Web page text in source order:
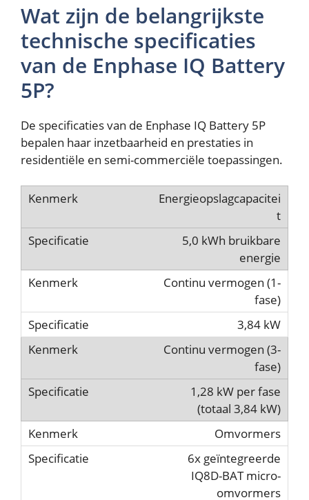
Wat zijn de belangrijkste
technische specificaties
van de Enphase IQ Battery
5P?
De specificaties van de Enphase IQ Battery 5P
bepalen haar inzetbaarheid en prestaties in
residentiële en semi-commerciële toepassingen.
Energieopslagcapacitei
t
5,0 kWh bruikbare
energie
Continu vermogen (1-
fase)
3,84 kW
Continu vermogen (3-
fase)
1,28 kW per fase
(totaal 3,84 kW)
Omvormers
6x geïntegreerde
IQ8D-BAT micro-
omvormers